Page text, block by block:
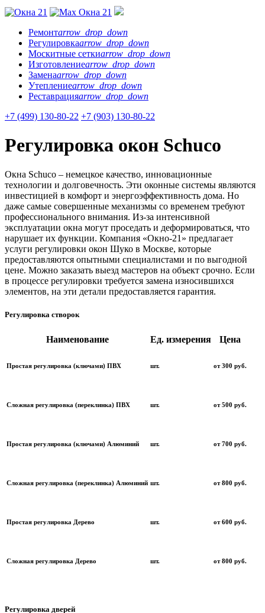
Ремонтarrow_drop_down
Регулировкаarrow_drop_down
Москитные сеткиarrow_drop_down
Изготовлениеarrow_drop_down
Заменаarrow_drop_down
Утеплениеarrow_drop_down
Реставрацияarrow_drop_down
+7 (499) 130-80-22 +7 (903) 130-80-22
Регулировка окон Schuco
Окна Schuco – немецкое качество, инновационные
технологии и долговечность. Эти оконные системы являются
инвестицией в комфорт и энергоэффективность дома. Но
даже самые совершенные механизмы со временем требуют
профессионального внимания. Из-за интенсивной
эксплуатации окна могут проседать и деформироваться, что
нарушает их функции. Компания «Окно-21» предлагает
услуги регулировки окон Шуко в Москве, которые
предоставляются опытными специалистами и по выгодной
цене. Можно заказать выезд мастеров на объект срочно. Если
в процессе регулировки требуется замена износившихся
элементов, на эти детали предоставляется гарантия.
Регулировка створок
Наименование Ед. измерения Цена
Простая регулировка (ключами) ПВХ шт. от 300 руб.
Сложная регулировка (переклинка) ПВХ шт. от 500 руб.
Простая регулировка (ключами) Алюминий шт. от 700 руб.
Сложная регулировка (переклинка) Алюминий шт. от 800 руб.
Простая регулировка Дерево шт. от 600 руб.
Сложная регулировка Дерево шт. от 800 руб.
Регулировка дверей